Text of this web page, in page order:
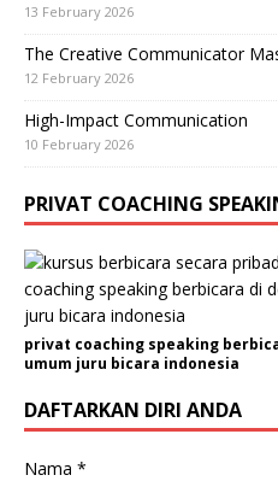
13 February 2026
The Creative Communicator
12 February 2026
High-Impact Communication
10 February 2026
PRIVAT COACHING
privat coaching speaking
umum juru bicara indonesia
DAFTARKAN DIRI ANDA
Nama *